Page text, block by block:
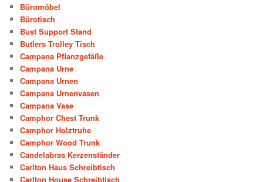
Büromöbel
Bürotisch
Bust Support Stand
Butlers Trolley Tisch
Campana Pflanzgefäße
Campana Urne
Campana Urnen
Campana Urnenvasen
Campana Vase
Camphor Chest Trunk
Camphor Holztruhe
Camphor Wood Trunk
Candelabras Kerzenständer
Carlton Haus Schreibtisch
Carlton House Schreibtisch